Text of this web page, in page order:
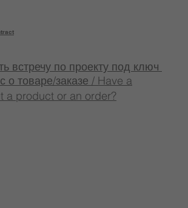
о товаре/заказе / Have a
a product or an order?
встречу по проекту под ключ